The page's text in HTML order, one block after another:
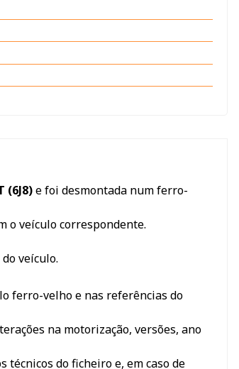
(6J8)e foi desmontada num ferro-
o veículo correspondente.
veículo.
ferro-velho e nas referências do
na motorização, versões, ano
do ficheiro e, em caso de